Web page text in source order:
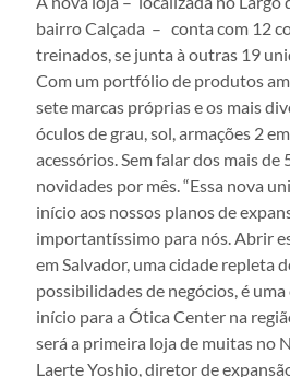
bairro Calçada  –   conta com 12
treinados, se junta à outras 19
Com um portfólio de produtos
sete marcas próprias e os mais
óculos de grau, sol, armações 2
acessórios. Sem falar dos mais de
novidades por mês. “Essa nova
início aos nossos planos de
importantíssimo para nós. Abrir
em Salvador, uma cidade repleta
possibilidades de negócios, é
início para a Ótica Center na
será a primeira loja de muitas no
Laerte Yoshio, diretor de